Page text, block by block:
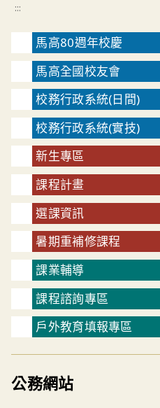
:::
馬高80週年校慶
馬高全國校友會
校務行政系統(日間)
校務行政系統(實技)
新生專區
課程計畫
選課資訊
暑期重補修課程
課業輔導
課程諮詢專區
戶外教育填報專區
公務網站